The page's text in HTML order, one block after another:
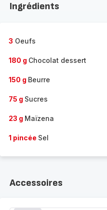
Ingrédients
3 Oeufs
180 g Chocolat dessert
150 g Beurre
75 g Sucres
23 g Maïzena
1 pincée Sel
Accessoires